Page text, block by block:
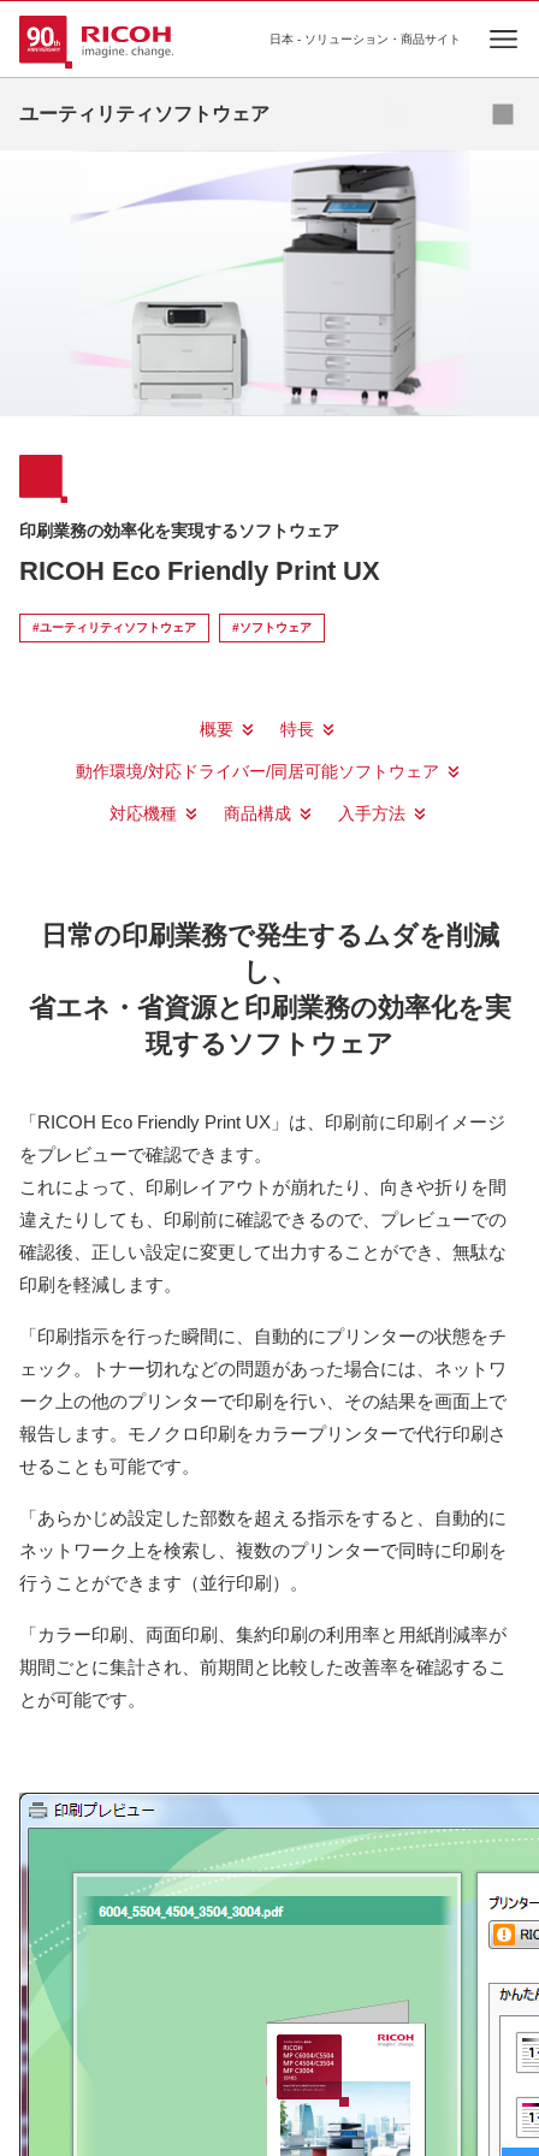
日本 - ソリューション・商品サイト
ユーティリティソフトウェア
ドキュメント管理ソフトウェア
機器・ログ管理ソフトウェア
その他ソフトウェア
印刷業務の効率化を実現するソフトウェア
RICOH Eco Friendly Print UX
#ユーティリティソフトウェア #ソフトウェア
概要 特長
動作環境/対応ドライバー/同居可能ソフトウェア
対応機種 商品構成 入手方法
日常の印刷業務で発生するムダを削減
し、
省エネ・省資源と印刷業務の効率化を実
現するソフトウェア
「RICOH Eco Friendly Print UX」は、印刷前に印刷イメージ
をプレビューで確認できます。
これによって、印刷レイアウトが崩れたり、向きや折りを間
違えたりしても、印刷前に確認できるので、プレビューでの
確認後、正しい設定に変更して出力することができ、無駄な
印刷を軽減します。
「印刷指示を行った瞬間に、自動的にプリンターの状態をチ
ェック。トナー切れなどの問題があった場合には、ネットワ
ーク上の他のプリンターで印刷を行い、その結果を画面上で
報告します。モノクロ印刷をカラープリンターで代行印刷さ
せることも可能です。
「あらかじめ設定した部数を超える指示をすると、自動的に
ネットワーク上を検索し、複数のプリンターで同時に印刷を
行うことができます（並行印刷）。
「カラー印刷、両面印刷、集約印刷の利用率と用紙削減率が
期間ごとに集計され、前期間と比較した改善率を確認するこ
とが可能です。